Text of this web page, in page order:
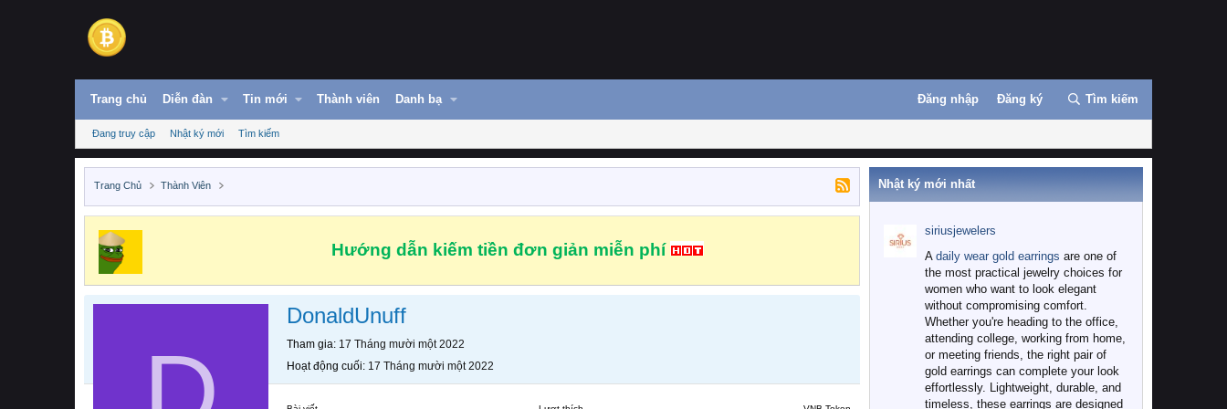
Trang chủ Diễn đàn Tin mới Thành viên Danh bạ Đăng nhập Đăng ký Tìm kiếm
Đang truy cập Nhật ký mới Tìm kiếm
Trang Chủ Thành Viên
Hướng dẫn kiếm tiền đơn giản miễn phí
DonaldUnuff
Tham gia 17 Tháng mười một 2022
Hoạt động cuối 17 Tháng mười một 2022
Nhật ký mới nhất
siriusjewelers
A daily wear gold earrings are one of
the most practical jewelry choices for
women who want to look elegant
without compromising comfort.
Whether you're heading to the office,
attending college, working from home,
or meeting friends, the right pair of
gold earrings can complete your look
effortlessly. Lightweight, durable, and
timeless, these earrings are designed